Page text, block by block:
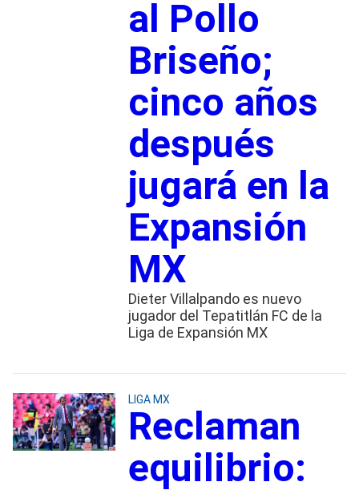
al Pollo
Briseño;
cinco años
después
jugará en la
Expansión
MX
Dieter Villalpando es nuevo
jugador del Tepatitlán FC de la
Liga de Expansión MX
LIGA MX
Reclaman
equilibrio: